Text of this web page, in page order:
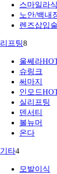
스마일라식
노안/백내
렌즈삽입술
리프팅8
울쎄라
슈링크
써마지
인모드
실리프팅
덴서티
볼뉴머
온다
기타4
모발이식